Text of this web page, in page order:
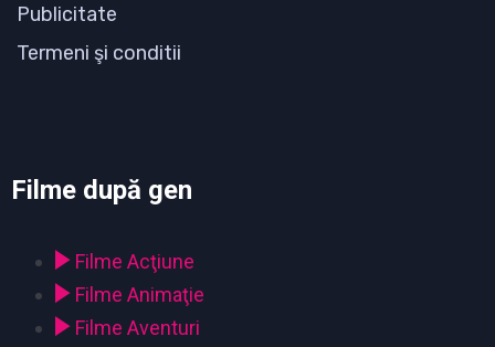
Publicitate
Termeni şi conditii
Filme după gen
Filme Acţiune
Filme Animaţie
Filme Aventuri